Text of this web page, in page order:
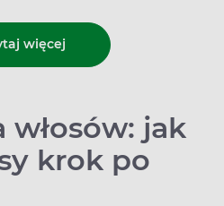
więcej
włosów: jak
krok po